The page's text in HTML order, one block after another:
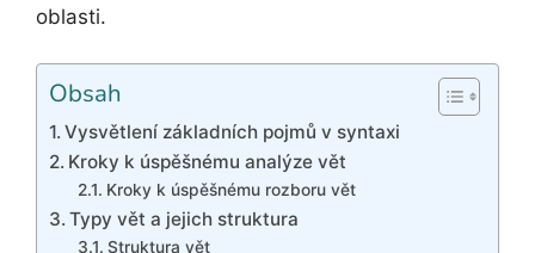
oblasti.
Obsah
Vysvětlení základních pojmů v syntaxi
Kroky k úspěšnému analýze vět
Kroky k úspěšnému rozboru vět
Typy vět a jejich struktura
Struktura vět